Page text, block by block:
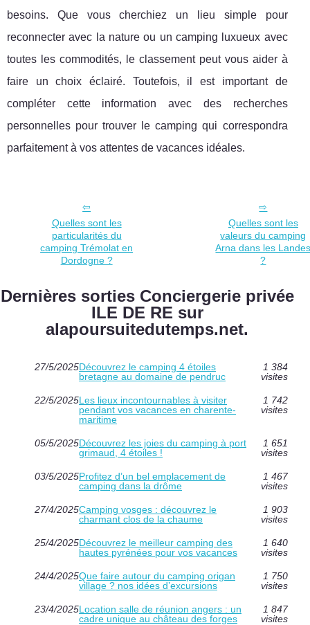
besoins. Que vous cherchiez un lieu simple pour
reconnecter avec la nature ou un camping luxueux avec
toutes les commodités, le classement peut vous aider à
faire un choix éclairé. Toutefois, il est important de
compléter cette information avec des recherches
personnelles pour trouver le camping qui correspondra
parfaitement à vos attentes de vacances idéales.
Quelles sont les
particularités du
camping Trémolat en
Dordogne ?
Quelles sont les
valeurs du camping
Arna dans les
?
Dernières sorties Conciergerie privée
ILE DE RE sur
alapoursuitedutemps.net.
27/5/2025Découvrez le camping 4 étoiles
bretagne au domaine de pendruc
1 384
visites
22/5/2025Les lieux incontournables à visiter
pendant vos vacances en charente-
maritime
1 742
visites
05/5/2025Découvrez les joies du camping à port
grimaud, 4 étoiles !
1 651
visites
03/5/2025Profitez d’un bel emplacement de
camping dans la drôme
1 467
visites
27/4/2025Camping vosges : découvrez le
charmant clos de la chaume
1 903
visites
25/4/2025Découvrez le meilleur camping des
hautes pyrénées pour vos vacances
1 640
visites
24/4/2025Que faire autour du camping origan
village ? nos idées d’excursions
1 750
visites
23/4/2025Location salle de réunion angers : un
cadre unique au château des forges
1 847
visites